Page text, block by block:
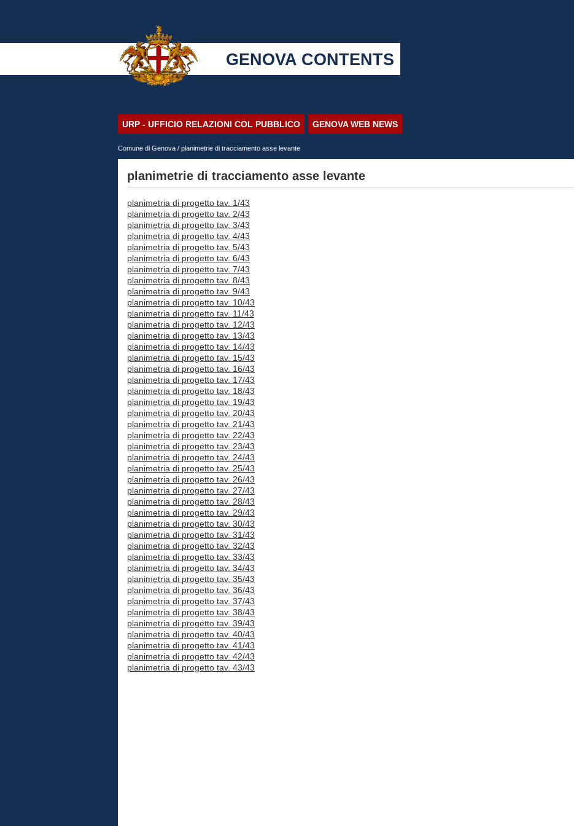
GENOVA CONTENTS
URP - UFFICIO RELAZIONI COL PUBBLICO GENOVA WEB NEWS
Comune di Genova / planimetrie di tracciamento asse levante
planimetrie di tracciamento asse levante
planimetria di progetto tav. 1/43
planimetria di progetto tav. 2/43
planimetria di progetto tav. 3/43
planimetria di progetto tav. 4/43
planimetria di progetto tav. 5/43
planimetria di progetto tav. 6/43
planimetria di progetto tav. 7/43
planimetria di progetto tav. 8/43
planimetria di progetto tav. 9/43
planimetria di progetto tav. 10/43
planimetria di progetto tav. 11/43
planimetria di progetto tav. 12/43
planimetria di progetto tav. 13/43
planimetria di progetto tav. 14/43
planimetria di progetto tav. 15/43
planimetria di progetto tav. 16/43
planimetria di progetto tav. 17/43
planimetria di progetto tav. 18/43
planimetria di progetto tav. 19/43
planimetria di progetto tav. 20/43
planimetria di progetto tav. 21/43
planimetria di progetto tav. 22/43
planimetria di progetto tav. 23/43
planimetria di progetto tav. 24/43
planimetria di progetto tav. 25/43
planimetria di progetto tav. 26/43
planimetria di progetto tav. 27/43
planimetria di progetto tav. 28/43
planimetria di progetto tav. 29/43
planimetria di progetto tav. 30/43
planimetria di progetto tav. 31/43
planimetria di progetto tav. 32/43
planimetria di progetto tav. 33/43
planimetria di progetto tav. 34/43
planimetria di progetto tav. 35/43
planimetria di progetto tav. 36/43
planimetria di progetto tav. 37/43
planimetria di progetto tav. 38/43
planimetria di progetto tav. 39/43
planimetria di progetto tav. 40/43
planimetria di progetto tav. 41/43
planimetria di progetto tav. 42/43
planimetria di progetto tav. 43/43